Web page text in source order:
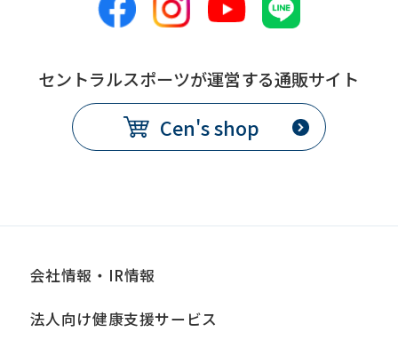
セントラルスポーツが運営する通販サイト
Cen's shop
会社情報・IR情報
法人向け健康支援サービス